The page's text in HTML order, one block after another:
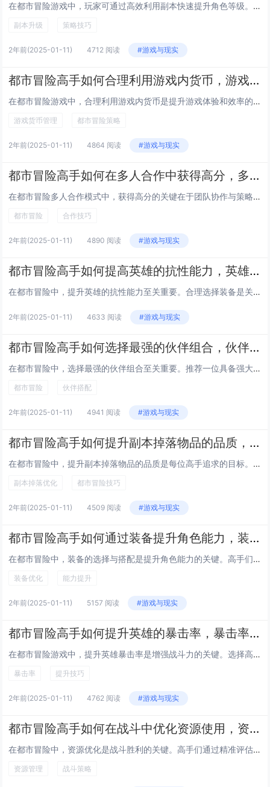
在都市冒险游戏中，玩家可通过高效利用副本快速提升角色等级。选择适合自己当前等级和装备水平的副本至关重要，避免盲目挑战过高难度导致效率低下。组队时优先选择与自己实力相近的队友，确保团队协作顺畅。熟悉每个副本的机制和怪物分布，掌握最佳刷怪路线，...
副本升级 策略技巧
2年前(2025-01-11) 4712 阅读 #游戏与现实
都市冒险高手如何合理利用游戏内货币，游戏货币合理使用技巧
在都市冒险游戏中，合理利用游戏内货币是提升游戏体验和效率的关键。玩家应优先投资于核心资源，如角色升级、装备强化和技能解锁，确保基础实力稳步提升。避免盲目购买短期消耗品或装饰性道具，除非对游戏进程有实质性帮助。关注游戏活动和限时优惠，选择合适...
游戏货币管理 都市冒险策略
2年前(2025-01-11) 4864 阅读 #游戏与现实
都市冒险高手如何在多人合作中获得高分，多人合作高分技巧
在都市冒险多人合作模式中，获得高分的关键在于团队协作与策略规划。明确分工是基础，每个队员应根据自身优势选择角色，如前锋负责冲锋、后卫保障安全等。保持良好沟通，利用即时通讯工具及时分享情报，确保团队行动一致。灵活应对突发情况，遇到危险时迅速调...
都市冒险 合作技巧
2年前(2025-01-11) 4890 阅读 #游戏与现实
都市冒险高手如何提高英雄的抗性能力，英雄抗性能力提升攻略
在都市冒险中，提升英雄的抗性能力至关重要。合理选择装备是关键，优先考虑带有高抗性属性的防具和饰品，如抗魔法、物理伤害或异常状态的装备。通过技能升级和天赋加点，增强角色的生存能力和自愈能力，例如学习减伤、反弹伤害或净化负面状态的技能。利用游戏...
2年前(2025-01-11) 4633 阅读 #游戏与现实
都市冒险高手如何选择最强的伙伴组合，伙伴组合推荐与搭配
在都市冒险中，选择最强的伙伴组合至关重要。推荐一位具备强大战斗力和防御力的坦克型角色，如前排肉盾，确保团队生存能力。搭配一名高爆发输出的DPS，能够迅速清理小怪或对 Boss 造成致命伤害。辅助型伙伴不可或缺，如拥有治疗、增益技能的角色，保...
都市冒险 伙伴搭配
2年前(2025-01-11) 4941 阅读 #游戏与现实
都市冒险高手如何提升副本掉落物品的品质，副本掉落优化技巧
在都市冒险中，提升副本掉落物品的品质是每位高手追求的目标。选择合适的副本难度至关重要，适当挑战高难度副本可显著提高高品质物品的掉落率。合理搭配角色技能与装备，确保队伍配置最优，能增加通关效率和掉落几率。利用游戏内的增益道具或限时活动，往往能...
副本掉落优化 都市冒险技巧
2年前(2025-01-11) 4509 阅读 #游戏与现实
都市冒险高手如何通过装备提升角色能力，装备提升技巧与方法
在都市冒险中，装备的选择与搭配是提升角色能力的关键。高手们注重装备的基础属性加成，如攻击力、防御力和速度等，同时会根据任务需求灵活调整。优质装备可通过副本掉落、任务奖励或市场交易获取。装备强化系统也不容忽视，通过消耗材料和金币可提高装备等级...
装备优化 能力提升
2年前(2025-01-11) 5157 阅读 #游戏与现实
都市冒险高手如何提升英雄的暴击率，暴击率提升技巧
在都市冒险游戏中，提升英雄暴击率是增强战斗力的关键。选择高品质的暴击装备，如暴击戒指、暴击项链等，这些装备往往带有高额暴击属性加成。通过升级和强化装备，可以进一步提高暴击率。合理搭配技能也很重要，某些技能能够触发暴击效果或增加暴击概率。还可...
暴击率 提升技巧
2年前(2025-01-11) 4762 阅读 #游戏与现实
都市冒险高手如何在战斗中优化资源使用，资源优化使用技巧
在都市冒险中，资源优化是战斗胜利的关键。高手们通过精准评估环境与敌情，合理分配有限的物资。优先使用非致命性装备减少不必要的消耗，并确保重要资源如医疗包和弹药留作紧急情况。他们还会根据任务需求灵活调整策略，避免过度依赖某一类资源。善用地形与掩...
资源管理 战斗策略